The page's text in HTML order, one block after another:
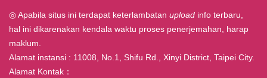
◎ Apabila situs ini terdapat keterlambatan upload info terbaru,
hal ini dikarenakan kendala waktu proses penerjemahan, harap
maklum.
Alamat instansi : 11008, No.1, Shifu Rd., Xinyi District, Taipei City.
Alamat Kontak：